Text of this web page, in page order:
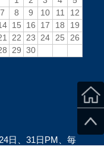
日、31日PM、毎